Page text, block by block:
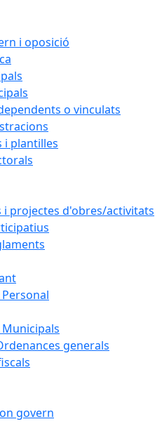
i oposició
o vinculats
i plantilles
i projectes d'obres/activitats
generals
govern